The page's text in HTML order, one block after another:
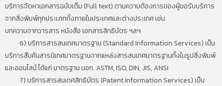
บริการจัดหาเอกสารฉบับเต็ม (Full text) ตามความต้องการของผู้ขอรับบริการ
จากสิ่งพิมพ์ทุกประเภททั้งภายในประเทศและต่างประเทศ เช่น
บทความจากวารสาร หนังสือ เอกสารสิทธิบัตร ฯลฯ
6) บริการสารสนเทศมาตรฐาน (Standard Information Services) เป็น
บริการสืบค้นสารนิเทศมาตรฐานจากแหล่งสารสนเทศมาตรฐานทั้งในรูปสิ่งพิมพ์
และออนไลน์ ได้แก่ มาตรฐาน มอก. ASTM, ISO, DIN, JIS, ANSI
7) บริการสารสนเทศสิทธิบัตร (Patent Information Services) เป็น